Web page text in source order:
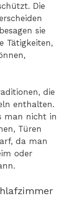
Die
sie
Tätigkeiten,
die
enthalten.
man nicht in
Türen
da man
oder